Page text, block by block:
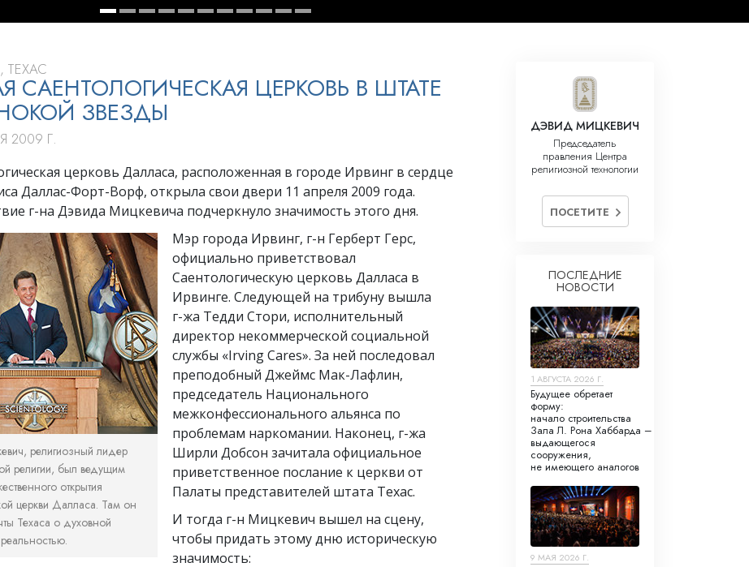
САЕНТОЛОГИЧЕСКАЯ ЦЕРКОВЬ В ШТАТЕ
ЗВЕЗДЫ
2009 Г.
церковь Далласа, расположенная в городе Ирвинг в сердце
Даллас-Форт-Ворф, открыла свои двери 11 апреля 2009 года.
г-на Дэвида Мицкевича подчеркнуло значимость этого дня.
религиозный лидер
религии, был ведущим
открытия
церкви Далласа. Там он
Техаса о духовной
Мэр города Ирвинг, г-н Герберт Герс,
официально приветствовал
Саентологическую церковь Далласа в
Ирвинге. Следующей на трибуну вышла
г-жа Тедди Стори, исполнительный
директор некоммерческой социальной
службы «Irving Cares». За ней последовал
преподобный Джеймс Мак-Лафлин,
председатель Национального
межконфессионального альянса по
проблемам наркомании. Наконец, г-жа
Ширли Добсон зачитала официальное
приветственное послание к церкви от
Палаты представителей штата Техас.
И тогда г-н Мицкевич вышел на сцену,
чтобы придать этому дню историческую
значимость:
ДЭВИД МИЦКЕВИЧ
Председатель
правления Центра
религиозной технологии
ПОСЕТИТЕ
ПОСЛЕДНИЕ
НОВОСТИ
1 АВГУСТА 2026 Г.
Будущее обретает
форму:
начало строительства
Зала Л. Рона Хаббарда –
выдающегося
сооружения,
не имеющего аналогов
9 МАЯ 2026 Г.